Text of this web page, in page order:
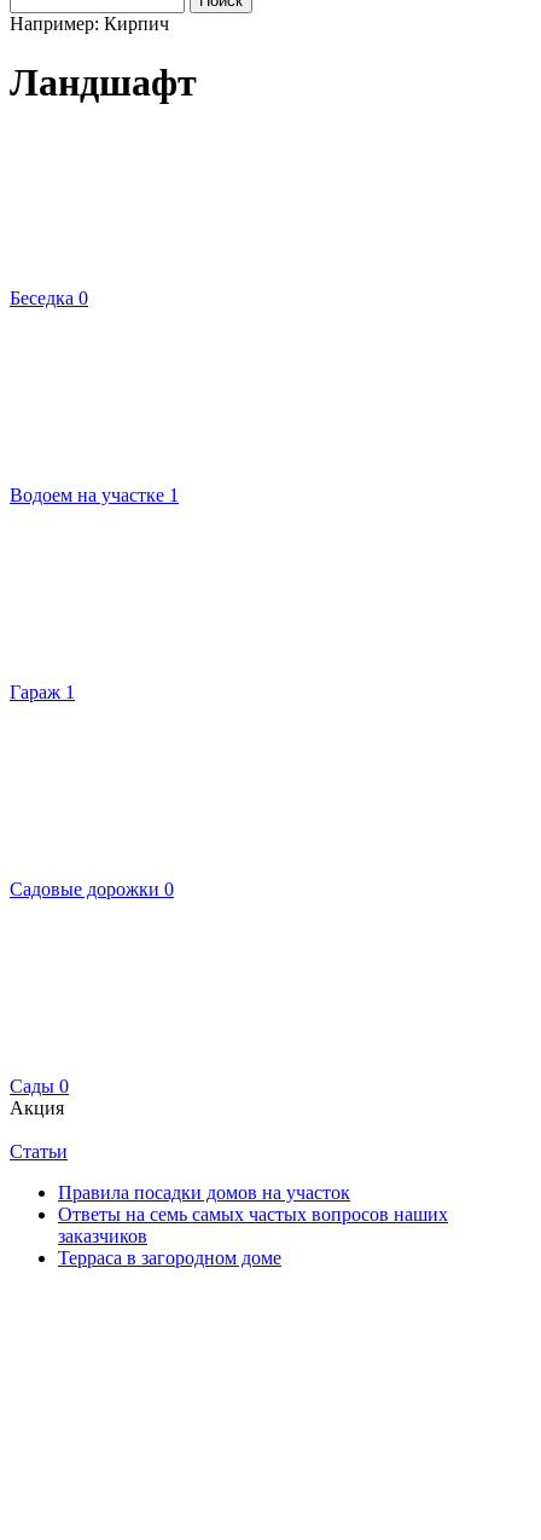
Например: Кирпич
Ландшафт
Беседка 0
Водоем на участке 1
Гараж 1
Садовые дорожки 0
Сады 0
Акция
Статьи
Правила посадки домов на участок
Ответы на семь самых частых вопросов наших
заказчиков
Терраса в загородном доме